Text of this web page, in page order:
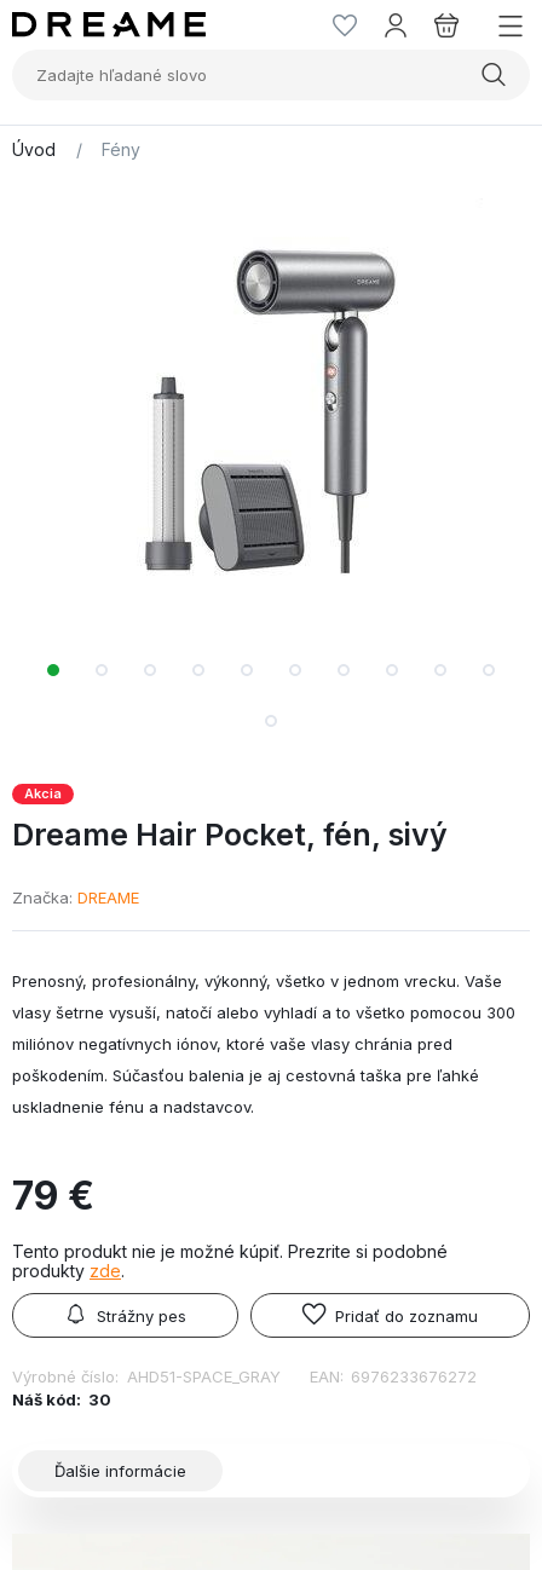
Úvod / Fény
Akcia
Dreame Hair Pocket, fén, sivý
Značka DREAME
Prenosný, profesionálny, výkonný, všetko v jednom vrecku. Vaše
vlasy šetrne vysuší, natočí alebo vyhladí a to všetko pomocou 300
miliónov negatívnych iónov, ktoré vaše vlasy chránia pred
poškodením. Súčasťou balenia je aj cestovná taška pre ľahké
uskladnenie fénu a nadstavcov.
79 €
Tento produkt nie je možné kúpiť. Prezrite si podobné
produkty zde.
Strážny pes Pridať do zoznamu
Výrobné číslo: AHD51-SPACE_GRAY EAN: 6976233676272
Náš kód: 30
Ďalšie informácie